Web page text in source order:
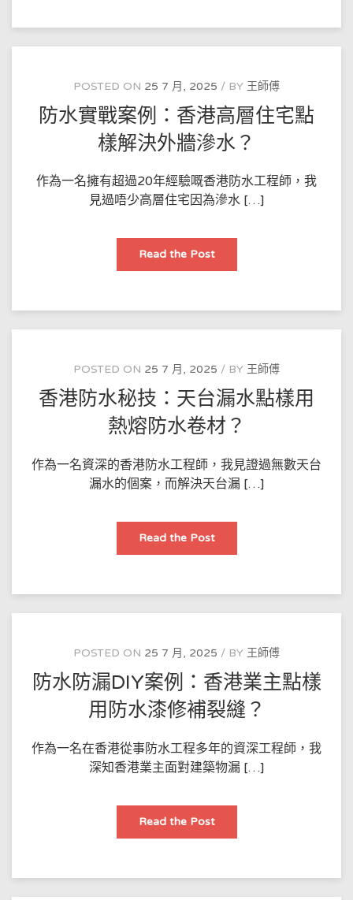
水
法：
地
板
點
樣
用
環
氧
保
護？
POSTED ON 25 7 月, 2025 BY 王師傅
防水實戰案例：香港高層住宅點
樣解決外牆滲水？
作為一名擁有超過20年經驗嘅香港防水工程師，我
見過唔少高層住宅因為滲水 […]
Read the Post防
實
例：
港
住
宅
點
樣
解
決
外
水？
POSTED ON 25 7 月, 2025 BY 王師傅
香港防水秘技：天台漏水點樣用
熱熔防水卷材？
作為一名資深的香港防水工程師，我見證過無數天台
漏水的個案，而解決天台漏 […]
Read the Post香
防
技：
台
點
樣
用
熱
熔
防
水
POSTED ON 25 7 月, 2025 BY 王師傅
防水防漏DIY案例：香港業主點樣
用防水漆修補裂縫？
作為一名在香港從事防水工程多年的資深工程師，我
深知香港業主面對建築物漏 […]
Read the Post防
防
案